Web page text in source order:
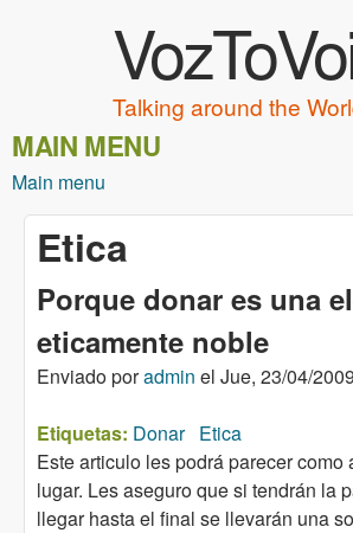
Talking around the
MAIN MENU
Main menu
Etica
Porque donar es una
eticamente noble
Enviado poradmin el Jue, 23/04/
Etiquetas: Donar Etica
Este articulo les podrá parecer como
lugar. Les aseguro que si tendrán la
llegar hasta el final se llevarán una